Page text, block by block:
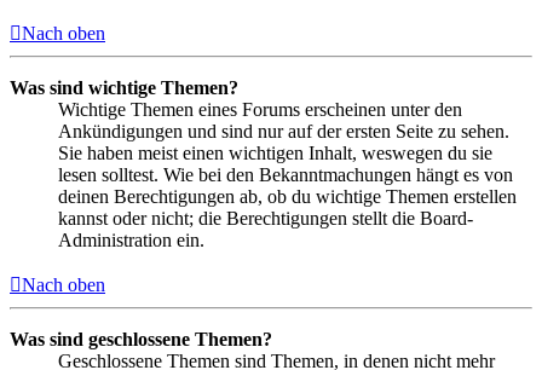
Nach oben
Was sind wichtige Themen?
Wichtige Themen eines Forums erscheinen unter den
Ankündigungen und sind nur auf der ersten Seite zu sehen.
Sie haben meist einen wichtigen Inhalt, weswegen du sie
lesen solltest. Wie bei den Bekanntmachungen hängt es von
deinen Berechtigungen ab, ob du wichtige Themen erstellen
kannst oder nicht; die Berechtigungen stellt die Board-
Administration ein.
Nach oben
Was sind geschlossene Themen?
Geschlossene Themen sind Themen, in denen nicht mehr